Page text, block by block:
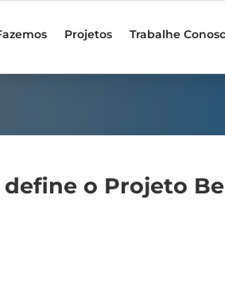
Projetos Trabalhe
o Projeto